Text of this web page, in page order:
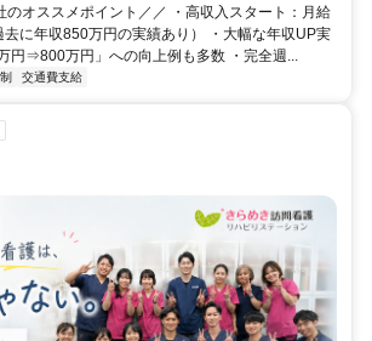
のオススメポイント／／ ・高収入スタート：月給
に年収850万円の実績あり） ・大幅な年収UP実
円⇒800万円」への向上例も多数 ・完全週...
交通費支給